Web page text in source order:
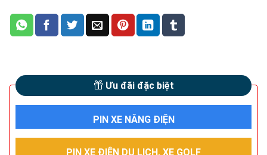
Ưu đãi đặc biệt
PIN XE NÂNG ĐIỆN
PIN XE ĐIỆN DU LỊCH, XE GOLF